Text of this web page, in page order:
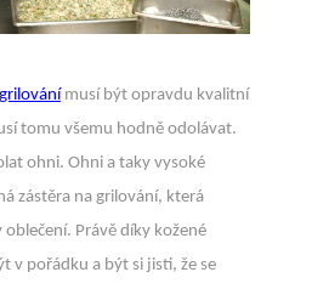
musí být opravdu kvalitní
tomu všemu hodně odolávat.
ohni. Ohni a taky vysoké
zástěra na grilování, která
oblečení. Právě díky kožené
v pořádku a být si jisti, že se